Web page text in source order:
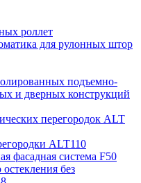
роллет
для рулонных штор
подъемно-
и дверных конструкций
перегородок ALT
ALT110
фасадная система F50
без